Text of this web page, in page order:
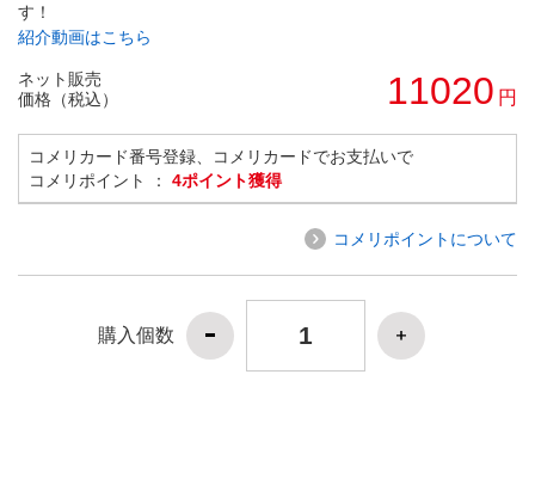
す！
紹介動画はこちら
ネット販売
価格（税込）
11020 円
コメリカード番号登録、コメリカードでお支払いで
コメリポイント ： 4ポイント獲得
コメリポイントについて
購入個数